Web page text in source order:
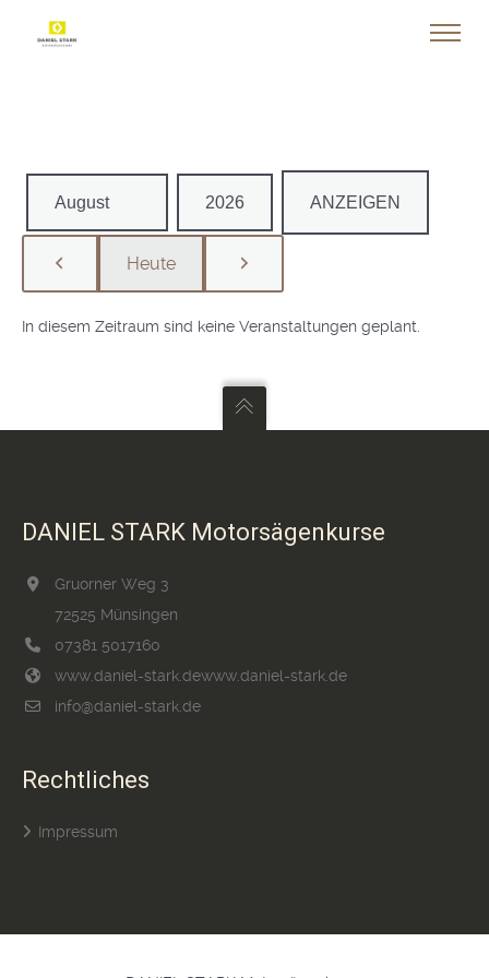
Monat
Zurück
Heute
Weiter
In diesem Zeitraum sind keine Veranstaltungen geplant.
DANIEL STARK Motorsägenkurse
Gruorner Weg 3
72525 Münsingen
07381 5017160
www.daniel-stark.dewww.daniel-stark.de
info@daniel-stark.de
Rechtliches
Impressum